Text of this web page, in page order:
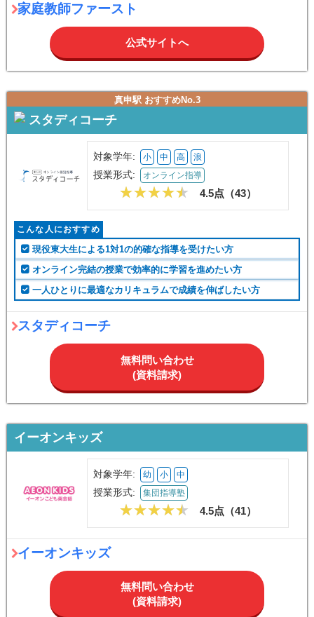
家庭教師ファースト
公式サイトへ
真申駅 おすすめNo.3
スタディコーチ
対象学年: 小 中 高 浪
授業形式: オンライン指導
4.5点（43）
こんな人におすすめ
現役東大生による1対1の的確な指導を受けたい方
オンライン完結の授業で効率的に学習を進めたい方
一人ひとりに最適なカリキュラムで成績を伸ばしたい方
スタディコーチ
無料問い合わせ
(資料請求)
イーオンキッズ
対象学年: 幼 小 中
授業形式: 集団指導塾
4.5点（41）
イーオンキッズ
無料問い合わせ
(資料請求)